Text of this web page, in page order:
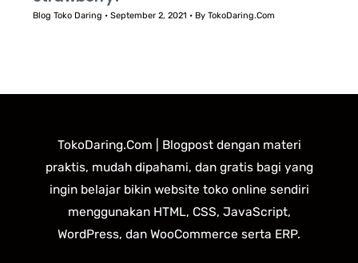
Blog Toko Daring •September 2, 2021 • ByTokoDaring.Com
TokoDaring.Com | Blogpost dengan materi
praktis, mudah dipahami, dan gratis bagi yang
ingin belajar bikin website toko online sendiri
menggunakan HTML, CSS, JavaScript,
WordPress, dan WooCommerce serta ERP.